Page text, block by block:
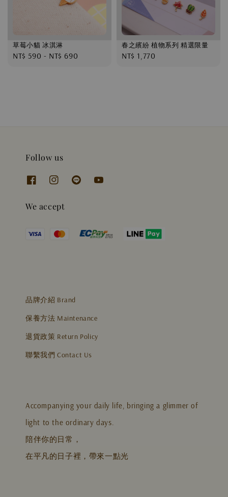
草莓小貓 冰淇淋
Regular
NT$ 590 - NT$ 690
春之繽紛 植物系列 精選限量
Regular
NT$ 1,770
Follow us
We accept
品牌介紹 Brand
保養方法 Maintenance
退貨政策 Return Policy
聯繫我們 Contact Us
Accompanying your daily life, bringing a glimmer of
light to the ordinary days.
陪伴你的日常，
在平凡的日子裡，帶來一點光